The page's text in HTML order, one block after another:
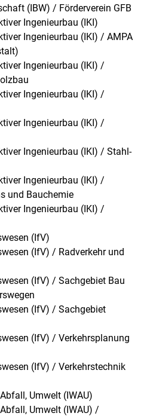
(IBW) / Förderverein GFB
Ingenieurbau (IKI)
Ingenieurbau (IKI) / AMPA
Ingenieurbau (IKI) /
Ingenieurbau (IKI) /
Ingenieurbau (IKI) /
Ingenieurbau (IKI) / Stahl-
Ingenieurbau (IKI) /
und Bauchemie
Ingenieurbau (IKI) /
(IfV)
(IfV) / Radverkehr und
(IfV) / Sachgebiet Bau
(IfV) / Sachgebiet
(IfV) / Verkehrsplanung
(IfV) / Verkehrstechnik
Umwelt (IWAU)
Umwelt (IWAU) /